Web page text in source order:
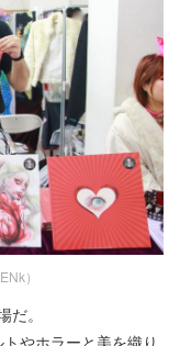
）
。
やホラーと美を織り